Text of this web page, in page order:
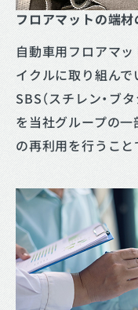
フロアマットの端
自動車用フロアマ
イクルに取り組ん
SBS（スチレン・ブ
を当社グループの一
の再利用を行うこと